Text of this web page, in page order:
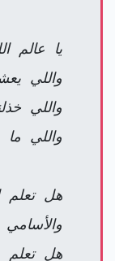
يا عالم
واللي
واللي
واللي ما
هل تعلم
هل تعلم